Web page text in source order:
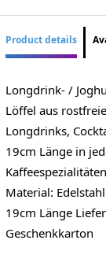
Product details
Longdrink- /
Löffel aus
Longdrinks,
19cm Länge in
Material:
19cm Länge
Geschenkkarton